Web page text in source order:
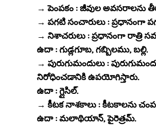
→ పెంపకం : జీవుల అవసరాలను
→ పగటి సంచారులు : ప్రధానంగా
→ నిశాచరులు : ప్రధానంగా రాత్రి
ఉదా : గుడ్లగూబ, గబ్బిలము, బల్లి.
→ పురుగుమందులు :
నిరోధించడానికి ఉపయోగిస్తారు.
ఉదా : గ్లైసిల్.
→ కీటక నాశకాలు : కీటకాలను
ఉదా : మలాథియాన్, పైరెత్రమ్.